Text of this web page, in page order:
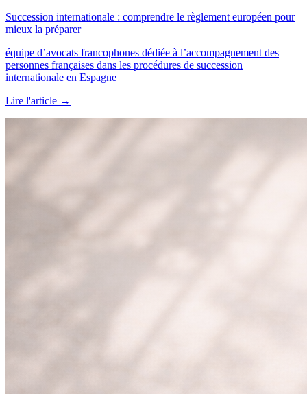
Succession internationale : comprendre le règlement européen pour
mieux la préparer
équipe d’avocats francophones dédiée à l’accompagnement des
personnes françaises dans les procédures de succession
internationale en Espagne
Lire l'article →